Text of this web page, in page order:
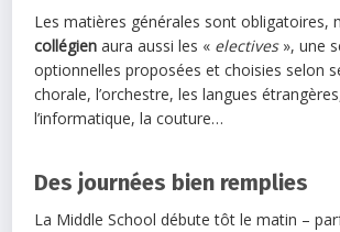
Les matières générales sont obligatoires,
collégien aura aussi les « electives», une
optionnelles proposées et choisies selon
chorale, l’orchestre, les langues
l’informatique, la couture…
Des journées bien remplies
La Middle School débute tôt le matin –